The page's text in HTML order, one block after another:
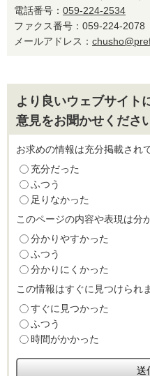
電話番号： 059-224-2534
ファクス番号：059-224-2078
メールアドレス：
より良いウェブサイト
意見をお聞かせくださ
お求めの情報は充分掲載され
充分だった
ふつう
足りなかった
このページの内容や表現は分
分かりやすかった
ふつう
分かりにくかった
この情報はすぐに見つけられ
すぐに見つかった
ふつう
時間がかかった